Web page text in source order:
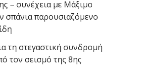
– συνέχεια με Μάξιμο
σπάνια παρουσιαζόμενο
τη στεγαστική συνδρομή
τον σεισμό της 8ης